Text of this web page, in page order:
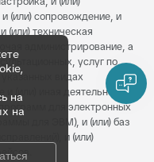
(или) сопровождение, и
(или) техническая
администрирование, а
услуг по
указанных видах
и (или) иная деятельность,
программ для электронных
для ЭВМ), и (или) баз
и (или)
на
на